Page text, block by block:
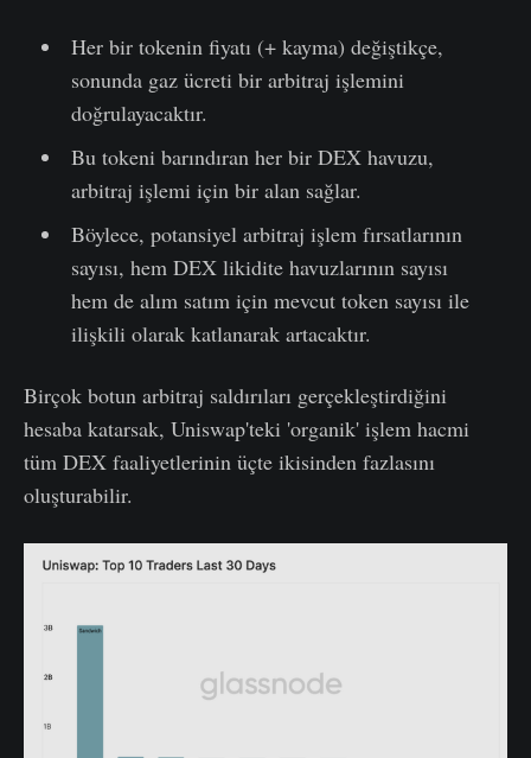
Her bir tokenin fiyatı (+ kayma) değiştikçe,
sonunda gaz ücreti bir arbitraj işlemini
doğrulayacaktır.
Bu tokeni barındıran her bir DEX havuzu,
arbitraj işlemi için bir alan sağlar.
Böylece, potansiyel arbitraj işlem fırsatlarının
sayısı, hem DEX likidite havuzlarının sayısı
hem de alım satım için mevcut token sayısı ile
ilişkili olarak katlanarak artacaktır.
Birçok botun arbitraj saldırıları gerçekleştirdiğini
hesaba katarsak, Uniswap'teki 'organik' işlem hacmi
tüm DEX faaliyetlerinin üçte ikisinden fazlasını
oluşturabilir.